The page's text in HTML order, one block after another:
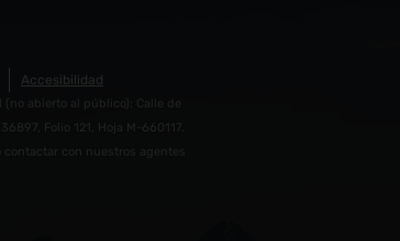
Accesibilidad
abierto al público): Calle de
Folio 121, Hoja M-660117.
contactar con nuestros agentes